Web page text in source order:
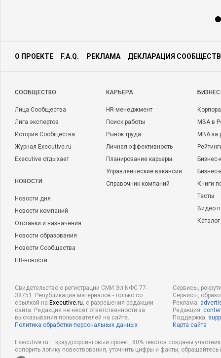
О ПРОЕКТЕ F.A.Q. РЕКЛАМА ДЕКЛАРАЦИЯ
CООБЩЕСТВО
Лица Сообщества
Лига экспертов
История Сообщества
Журнал Executive.ru
Executive отдыхает
НОВОСТИ
Новости дня
Новости компаний
Отставки и назначения
Новости образования
Новости Сообщества
HR-новости
КАРЬЕРА
HR-менеджмент
Поиск работы
Рынок труда
Личная эффективность
Планирование карьеры
Управленческие вакансии
Справочник компаний
MBA в
MBA
Бизнес-
Книги
Тесты
Видео
Свидетельство о регистрации СМИ Эл NФС 77-
38751. Републикация материалов - только со
ссылкой на Executive.ru, с разрешения редакции
сайта. Редакция не несет ответственности за
высказывания пользователей на сайте.
Политика обработки персональных данных
Сервисы,
Сервисы,
Реклама:
Редакция:
Поддержка:
Карта сайта
Executive.ru – краудсорсинговый проект, 80% текстов созданы
оспорить логику повествования, уточнить цифры и факты,